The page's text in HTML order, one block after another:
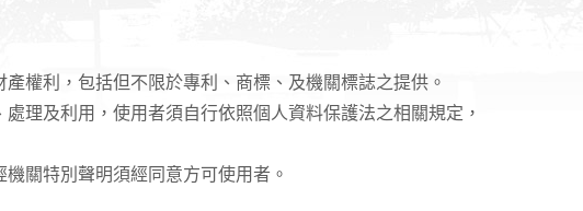
利，包括但不限於專利、商標、及機關標誌之提供。
及利用，使用者須自行依照個人資料保護法之相關規定，
關特別聲明須經同意方可使用者。